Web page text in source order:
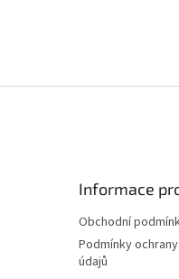
Informace
Obchodní
Podmínky
údajů